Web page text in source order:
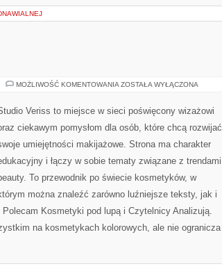
MOŻLIWOŚĆ KOMENTOWANIA MAKIJAŻ
ZOSTAŁA WYŁĄCZONA
Veriss to miejsce w sieci poświęcony wizażowi
ciekawym pomysłom dla osób, które chcą rozwijać
umiejętności makijażowe. Strona ma charakter
i łączy w sobie tematy związane z trendami
To przewodnik po świecie kosmetyków, w
można znaleźć zarówno luźniejsze teksty, jak i
Kosmetyki pod lupą i Czytelnicy Analizują.
na kosmetykach kolorowych, ale nie ogranicza